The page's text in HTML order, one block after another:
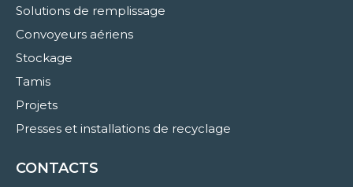
Solutions de remplissage
Convoyeurs aériens
Stockage
Tamis
Projets
Presses et installations de recyclage
CONTACTS